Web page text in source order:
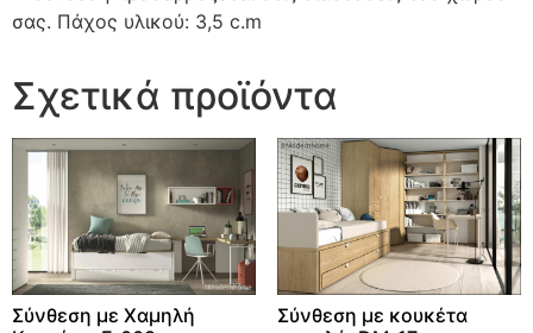
σας. Πάχος υλικού: 3,5 c.m
Σχετικά προϊόντα
Σύνθεση με Χαμηλή
Σύνθεση με κουκέτα